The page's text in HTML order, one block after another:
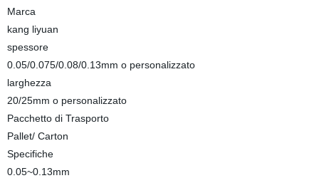
Marca
kang liyuan
spessore
0.05/0.075/0.08/0.13mm o personalizzato
larghezza
20/25mm o personalizzato
Pacchetto di Trasporto
Pallet/ Carton
Specifiche
0.05~0.13mm